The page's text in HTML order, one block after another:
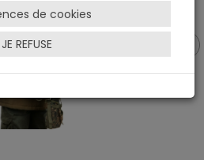
de cookies
JE REFUSE